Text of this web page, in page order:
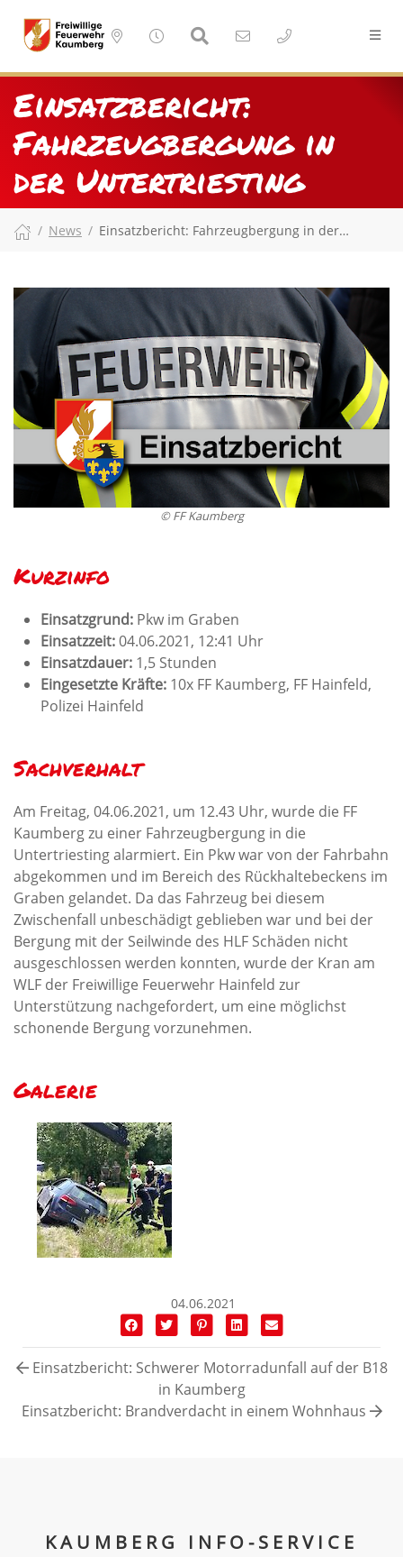
Einsatzbericht:
Fahrzeugbergung in
der Untertriesting
News Einsatzbericht: Fahrzeugbergung in der…
© FF Kaumberg
Kurzinfo
Einsatzgrund: Pkw im Graben
Einsatzzeit:04.06.2021, 12:41 Uhr
Einsatzdauer: 1,5 Stunden
Eingesetzte Kräfte: 10x FF Kaumberg, FF Hainfeld,
Polizei Hainfeld
Sachverhalt
Am Freitag, 04.06.2021, um 12.43 Uhr, wurde die FF
Kaumberg zu einer Fahrzeugbergung in die
Untertriesting alarmiert. Ein Pkw war von der Fahrbahn
abgekommen und im Bereich des Rückhaltebeckens im
Graben gelandet. Da das Fahrzeug bei diesem
Zwischenfall unbeschädigt geblieben war und bei der
Bergung mit der Seilwinde des HLF Schäden nicht
ausgeschlossen werden konnten, wurde der Kran am
WLF der Freiwillige Feuerwehr Hainfeld zur
Unterstützung nachgefordert, um eine möglichst
schonende Bergung vorzunehmen.
Galerie
04.06.2021
Einsatzbericht: Schwerer Motorradunfall auf der B18
in Kaumberg
Einsatzbericht: Brandverdacht in einem Wohnhaus
KAUMBERG INFO-SERVICE